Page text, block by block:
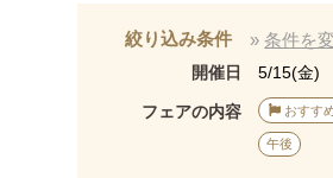
絞り込み条件 »条件を
開催日 5/15(金)
フェアの内容 おすす
午後